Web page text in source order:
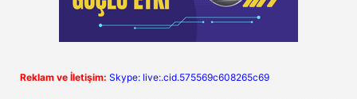
Reklam ve İletişim: Skype: live:.cid.575569c608265c69